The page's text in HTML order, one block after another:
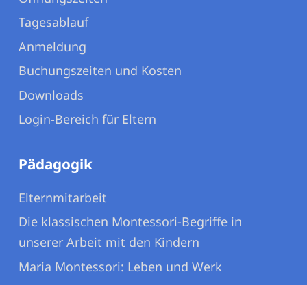
Tagesablauf
Anmeldung
Buchungszeiten und Kosten
Downloads
Login-Bereich für Eltern
Pädagogik
Elternmitarbeit
Die klassischen Montessori-Begriffe in
unserer Arbeit mit den Kindern
Maria Montessori: Leben und Werk